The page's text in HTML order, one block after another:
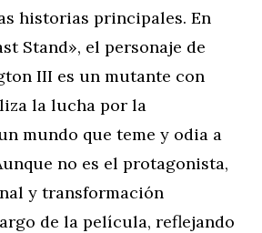
historias principales. En
Stand», el personaje de
III es un mutante con
la lucha por la
mundo que teme y odia a
no es el protagonista,
y transformación
de la película, reflejando